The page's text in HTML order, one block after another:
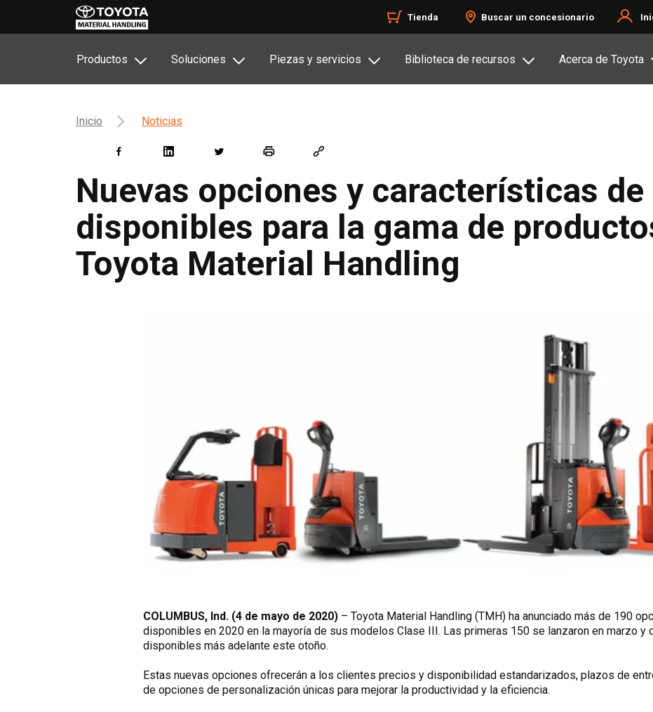
Tienda Buscar un concesionario
Productos Soluciones Piezas y servicios Biblioteca de recursos Acerca de Toyota
Inicio Noticias
Nuevas opciones y características
disponibles para la gama de
Toyota Material Handling
COLUMBUS, Ind. (4 de mayo de 2020) – Toyota Material Handling (TMH) ha anunciado más de 190
disponibles en 2020 en la mayoría de sus modelos Clase III. Las primeras 150 se lanzaron en marzo y
disponibles más adelante este otoño.
Estas nuevas opciones ofrecerán a los clientes precios y disponibilidad estandarizados, plazos de
de opciones de personalización únicas para mejorar la productividad y la eficiencia.